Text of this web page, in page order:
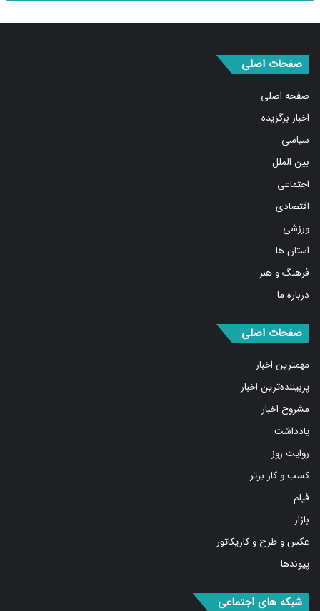
صفحه اصلی
اخبار برگزیده
سیاسی
بین الملل
اجتماعی
اقتصادی
ورزشی
استان ها
فرهنگ و هنر
درباره ما
مهمترین اخبار
پربیننده‌ترین اخبار
مشروح اخبار
یادداشت
روایت روز
کسب و کار برتر
فیلم
بازار
عکس و طرح و کاریکاتور
پیوندها